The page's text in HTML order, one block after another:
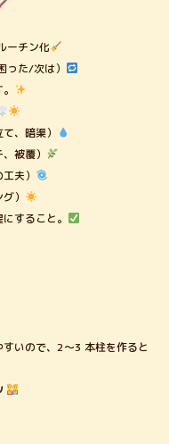
ーチン化
た/次は）
、暗渠）
被覆）
夫）
）
すること。
いので、2〜3 本柱を作ると